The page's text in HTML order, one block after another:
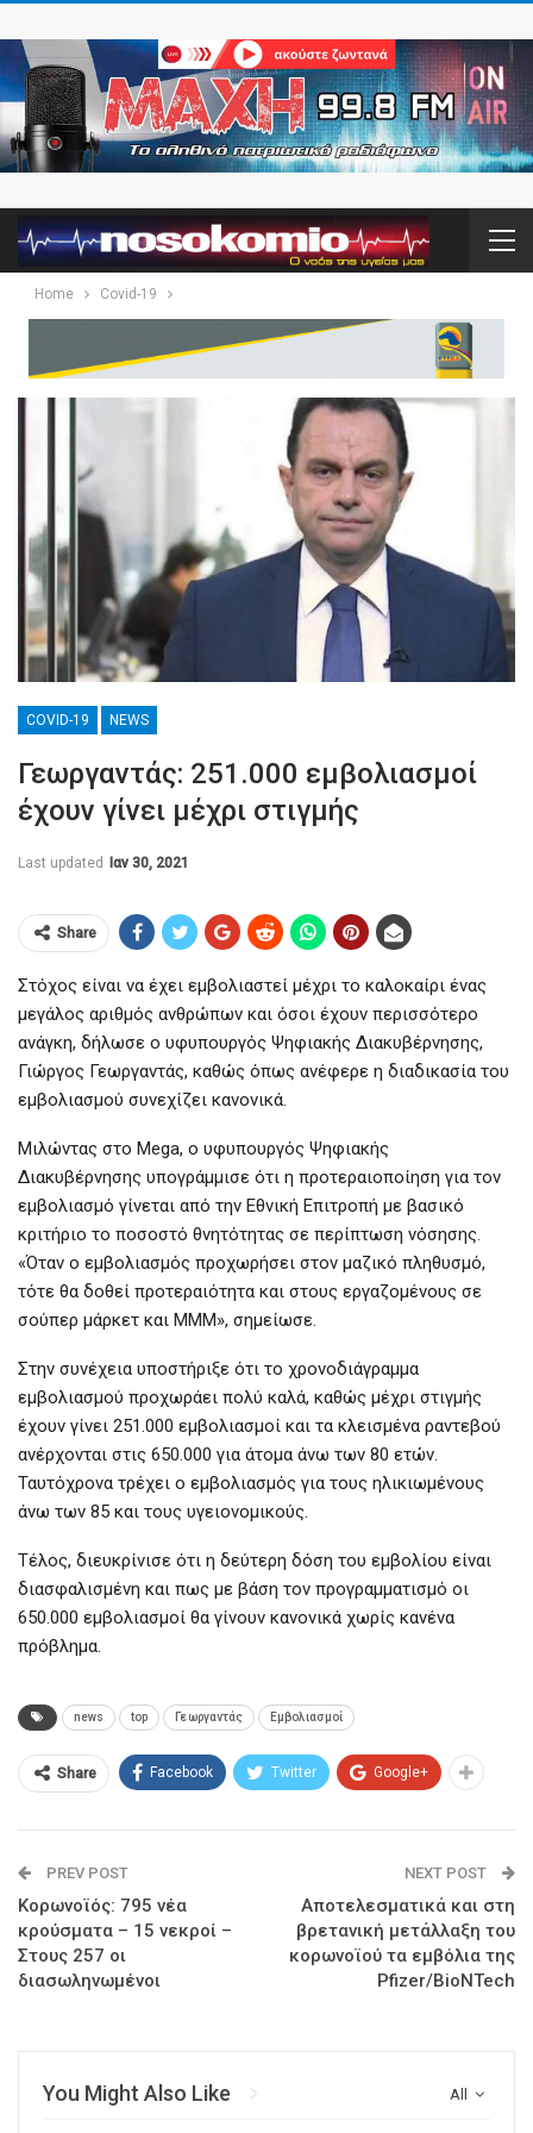
Home Covid-19
COVID-19 NEWS
Γεωργαντάς: 251.000 εμβολιασμοί
έχουν γίνει μέχρι στιγμής
Last updated Ιαν 30, 2021
Share
Στόχος είναι να έχει εμβολιαστεί μέχρι το καλοκαίρι ένας
μεγάλος αριθμός ανθρώπων και όσοι έχουν περισσότερο
ανάγκη, δήλωσε ο υφυπουργός Ψηφιακής Διακυβέρνησης,
Γιώργος Γεωργαντάς, καθώς όπως ανέφερε η διαδικασία του
εμβολιασμού συνεχίζει κανονικά.
Μιλώντας στο Mega, ο υφυπουργός Ψηφιακής
Διακυβέρνησης υπογράμμισε ότι η προτεραιοποίηση για τον
εμβολιασμό γίνεται από την Εθνική Επιτροπή με βασικό
κριτήριο το ποσοστό θνητότητας σε περίπτωση νόσησης.
«Όταν ο εμβολιασμός προχωρήσει στον μαζικό πληθυσμό,
τότε θα δοθεί προτεραιότητα και στους εργαζομένους σε
σούπερ μάρκετ και ΜΜΜ», σημείωσε.
Στην συνέχεια υποστήριξε ότι το χρονοδιάγραμμα
εμβολιασμού προχωράει πολύ καλά, καθώς μέχρι στιγμής
έχουν γίνει 251.000 εμβολιασμοί και τα κλεισμένα ραντεβού
ανέρχονται στις 650.000 για άτομα άνω των 80 ετών.
Ταυτόχρονα τρέχει ο εμβολιασμός για τους ηλικιωμένους
άνω των 85 και τους υγειονομικούς.
Τέλος, διευκρίνισε ότι η δεύτερη δόση του εμβολίου είναι
διασφαλισμένη και πως με βάση τον προγραμματισμό οι
650.000 εμβολιασμοί θα γίνουν κανονικά χωρίς κανένα
πρόβλημα.
news top Γεωργαντάς Εμβολιασμοί
Share Facebook Twitter Google+
PREV POST
Κορωνοϊός: 795 νέα
κρούσματα – 15 νεκροί –
Στους 257 οι
διασωληνωμένοι
NEXT POST
Αποτελεσματικά και στη
βρετανική μετάλλαξη του
κορωνοϊού τα εμβόλια της
Pfizer/BioNTech
All
You Might Also Like